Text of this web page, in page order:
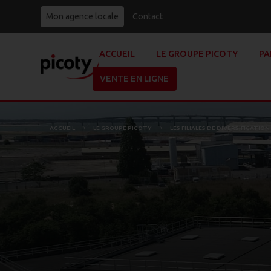
Mon agence locale Contact
ACCUEIL LE GROUPE PICOTY
VENTE EN LIGNE
ACCUEIL LE GROUPE PICOTY LES FILIALES DE